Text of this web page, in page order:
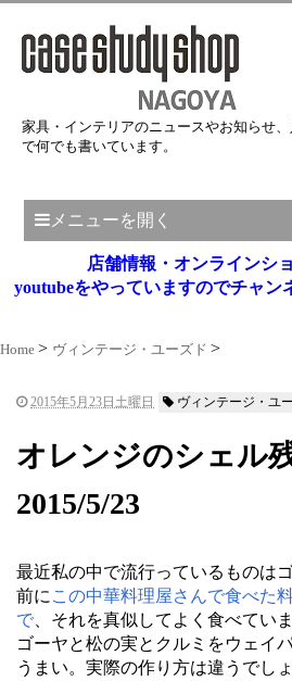
家具・インテリアのニュースやお知らせ
で何でも書いています。
メニューを開く
店舗情報・オンラインシ
youtubeをやっていますのでチャン
Home ヴィンテージ・ユーズド
2015年5月23日土曜日 ヴィンテージ・ユ
オレンジのシェル
2015/5/23
最近私の中で流行っているものはゴ
前に この中華料理屋さんで食べた
で 、それを真似してよく食べていま
ゴーヤと松の実とクルミをウェイ
うまい。実際の作り方は違うでし